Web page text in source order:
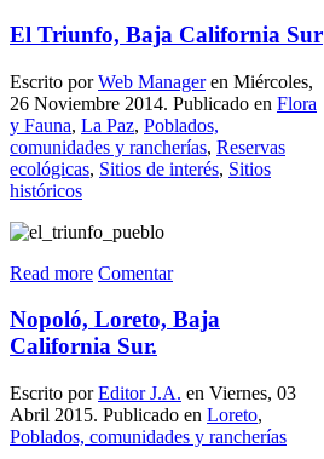
El Triunfo, Baja California Sur
Escrito porWeb Manageren Miércoles,
26 Noviembre 2014. Publicado en Flora
y Fauna, La Paz, Poblados,
comunidades y rancherías, Reservas
ecológicas, Sitios de interés, Sitios
históricos
Read more Comentar
Nopoló, Loreto, Baja
California Sur.
Escrito porEditor J.A. en Viernes, 03
Abril 2015. Publicado en Loreto,
Poblados, comunidades y rancherías